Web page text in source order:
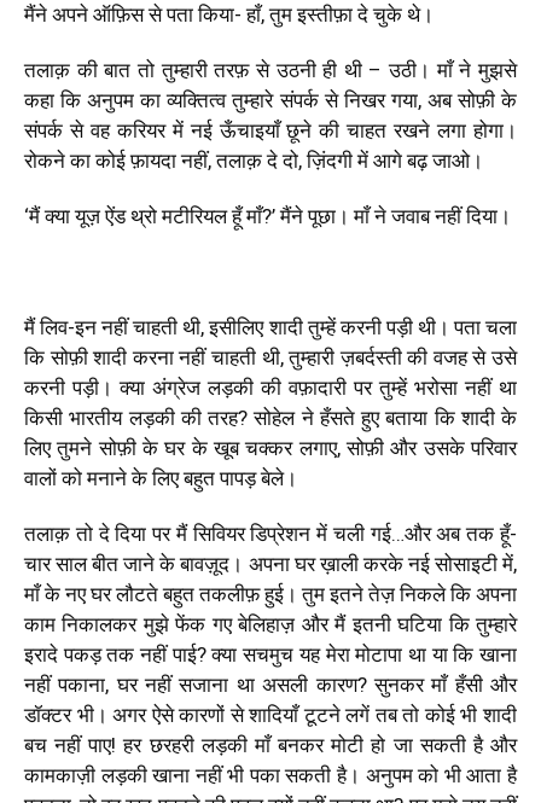
मैंने अपने ऑफ़िस से पता किया- हाँ, तुम इस्तीफ़ा दे चुके थे।
तलाक़ की बात तो तुम्हारी तरफ़ से उठनी ही थी – उठी। माँ ने मुझसे
कहा कि अनुपम का व्यक्तित्व तुम्हारे संपर्क से निखर गया, अब सोफ़ी के
संपर्क से वह करियर में नई ऊँचाइयाँ छूने की चाहत रखने लगा होगा।
रोकने का कोई फ़ायदा नहीं, तलाक़ दे दो, ज़िंदगी में आगे बढ़ जाओ।
‘मैं क्या यूज़ ऐंड थ्रो मटीरियल हूँ माँ?’मैंने पूछा। माँ ने जवाब नहीं दिया।
मैं लिव-इन नहीं चाहती थी, इसीलिए शादी तुम्हें करनी पड़ी थी। पता चला
कि सोफ़ी शादी करना नहीं चाहती थी, तुम्हारी ज़बर्दस्ती की वजह से उसे
करनी पड़ी । क्या अंग्रेज लड़की की वफ़ादारी पर तुम्हें भरोसा नहीं था
किसी भारतीय लड़की की तरह? सोहेल ने हँसते हुए बताया कि शादी के
लिए तुमने सोफ़ी के घर के खूब चक्कर लगाए, सोफ़ी और उसके परिवार
वालों को मनाने के लिए बहुत पापड़ बेले।
तलाक़ तो दे दिया पर मैं सिवियर डिप्रेशन में चली गई…और अब तक हूँ-
चार साल बीत जाने के बावज़ूद। अपना घर ख़ाली करके नई सोसाइटी में,
माँ के नए घर लौटते बहुत तकलीफ़ हुई। तुम इतने तेज़ निकले कि अपना
काम निकालकर मुझे फेंक गए बेलिहाज़ और मैं इतनी घटिया कि तुम्हारे
इरादे पकड़ तक नहीं पाई? क्या सचमुच यह मेरा मोटापा था या कि खाना
नहीं पकाना, घर नहीं सजाना था असली कारण? सुनकर माँ हँसी और
डॉक्टर भी। अगर ऐसे कारणों से शादियाँ टूटने लगें तब तो कोई भी शादी
बच नहीं पाए! हर छरहरी लड़की माँ बनकर मोटी हो जा सकती है और
कामकाज़ी लड़की खाना नहीं भी पका सकती है। अनुपम को भी आता है